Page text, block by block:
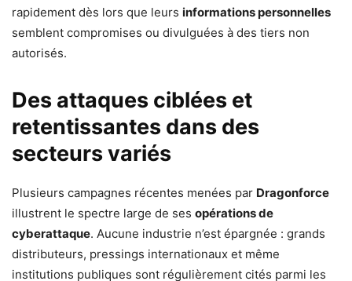
rapidement dès lors que leurs informations personnelles
semblent compromises ou divulguées à des tiers non
autorisés.
Des attaques ciblées et
retentissantes dans des
secteurs variés
Plusieurs campagnes récentes menées par Dragonforce
illustrent le spectre large de ses opérations de
cyberattaque. Aucune industrie n’est épargnée : grands
distributeurs, pressings internationaux et même
institutions publiques sont régulièrement cités parmi les